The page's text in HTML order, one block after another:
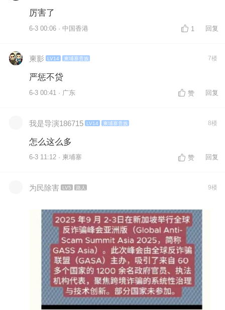
厉害了
6-3 00:06 · 中国香港 1 回复
柬影 LV14 柬埔寨贵族 7楼
严惩不贷
6-3 00:41 · 广东 赞 回复
我是导演186715 LV14 柬埔寨贵族 8楼
怎么这么多
6-3 11:12 · 柬埔寨 赞 回复
为民除害 LV5 路人 9楼